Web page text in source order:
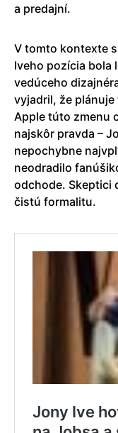
a predajní.
V tomto kontexte
Iveho pozícia bola
vedúceho
vyjadril, že
Apple túto zmenu
najskôr pravda –
nepochybne
neodradilo
odchode. Skeptici
čistú formalitu.